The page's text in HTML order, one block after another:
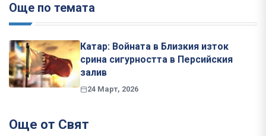
Още по темата
Катар: Войната в Близкия изток
срина сигурността в Персийския
залив
24 Март, 2026
Още от Свят